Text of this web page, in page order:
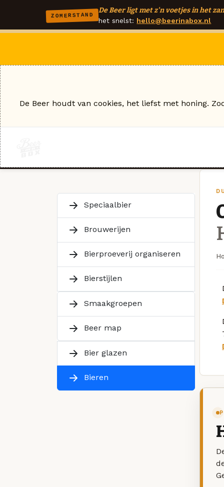
ZOMERSTAND
De Beer ligt met z'n voetjes in het
het snelst: hello@beerinabox.nl
Speciaalbier
Brouwerijen
Bierproeverij organiseren
Bierstijlen
Smaakgroepen
Beer map
Bier glazen
Bieren
De Beer houdt van cookies, het liefst met honing.